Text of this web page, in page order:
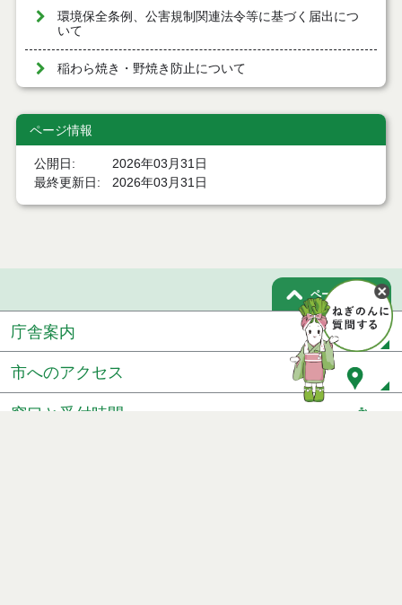
環境保全条例、公害規制関連法令等に基づく届出につ
いて
稲わら焼き・野焼き防止について
ページ情報
公開日
2026年03月31日
最終更新日
2026年03月31日
ページトップ
庁舎案内
市へのアクセス
窓口と受付時間